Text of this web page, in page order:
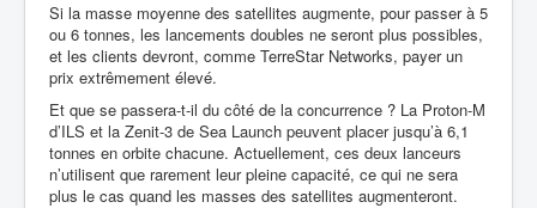
Si la masse moyenne des satellites augmente, pour passer à 5
ou 6 tonnes, les lancements doubles ne seront plus possibles,
et les clients devront, comme TerreStar Networks, payer un
prix extrêmement élevé.
Et que se passera-t-il du côté de la concurrence ? La Proton-M
d’ILS et la Zenit-3 de Sea Launch peuvent placer jusqu’à 6,1
tonnes en orbite chacune. Actuellement, ces deux lanceurs
n’utilisent que rarement leur pleine capacité, ce qui ne sera
plus le cas quand les masses des satellites augmenteront.